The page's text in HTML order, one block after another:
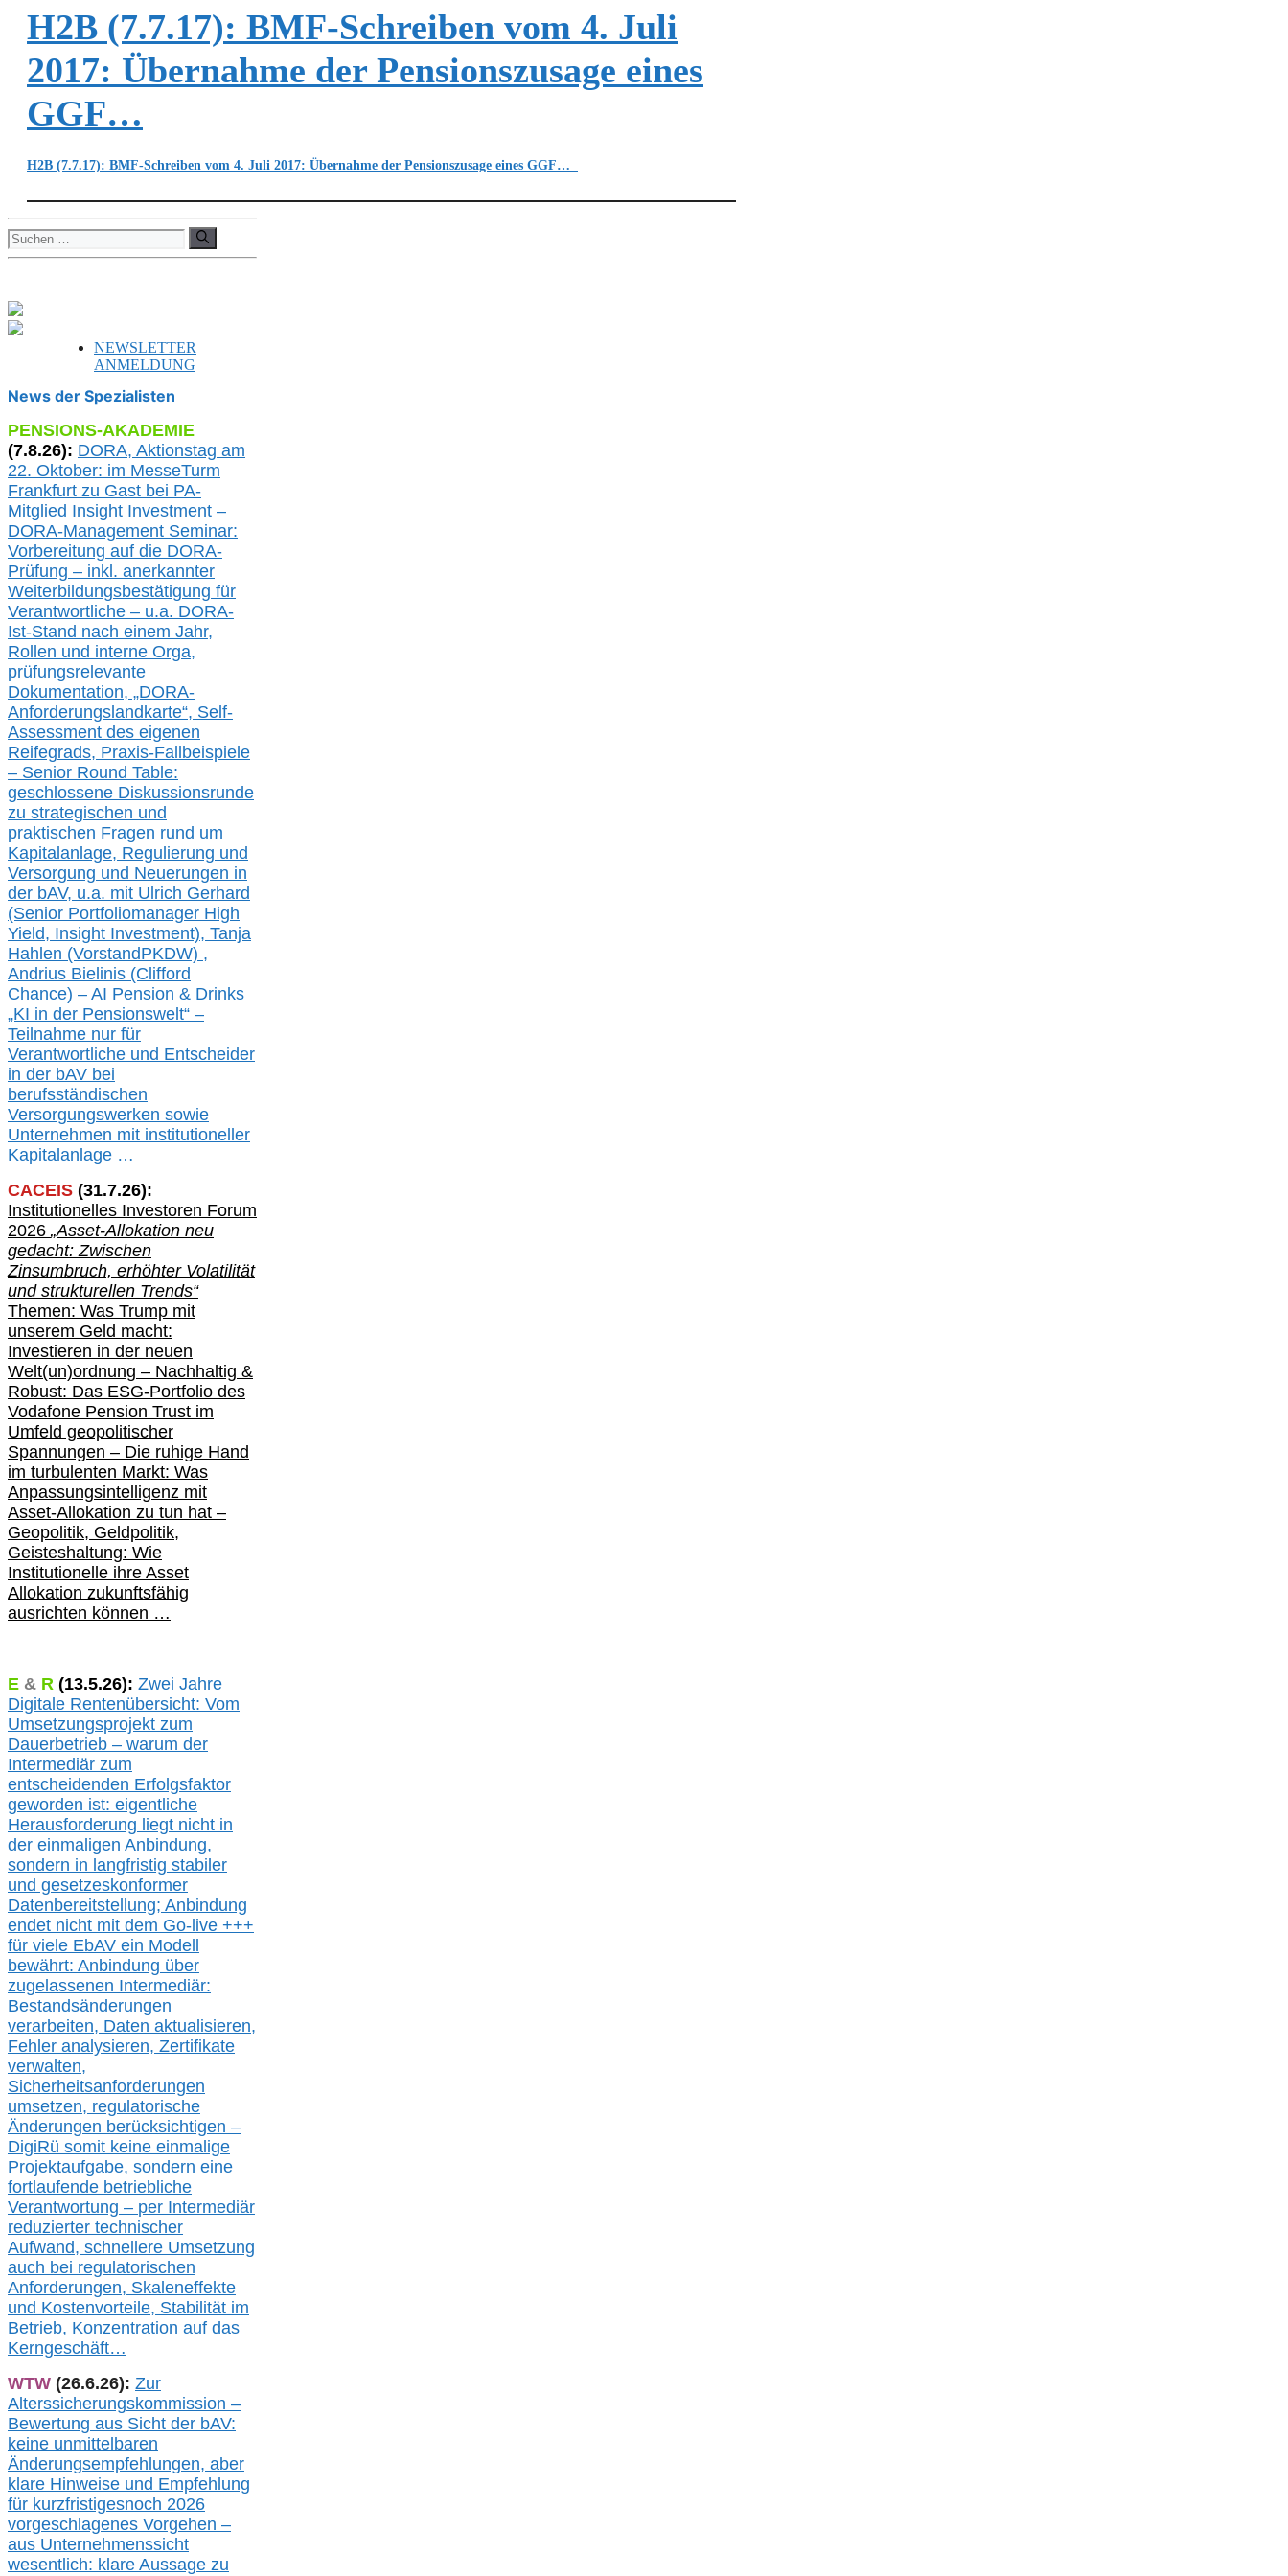
H2B (7.7.17): BMF-Schreiben vom 4. Juli
2017: Übernahme der Pensionszusage eines
GGF…
H2B (7.7.17): BMF-Schreiben vom 4. Juli 2017: Übernahme der Pensionszusage eines GGF…
Suchen
nach:
NEWSLETTER
ANMELDUNG
News der Spezialisten
PENSIONS-AKADEMIE
(7.8.26): DORA, Aktionstag am
22. Oktober: im MesseTurm
Frankfurt zu Gast bei PA-
Mitglied Insight Investment –
DORA-Management Seminar:
Vorbereitung auf die DORA-
Prüfung – inkl. anerkannter
Weiterbildungsbestätigung für
Verantwortliche – u.a. DORA-
Ist-Stand nach einem Jahr,
Rollen und interne Orga,
prüfungsrelevante
Dokumentation, „DORA-
Anforderungslandkarte“, Self-
Assessment des eigenen
Reifegrads, Praxis-Fallbeispiele
– Senior Round Table:
geschlossene Diskussionsrunde
zu strategischen und
praktischen Fragen rund um
Kapitalanlage, Regulierung und
Versorgung und Neuerungen in
der bAV, u.a. mit Ulrich Gerhard
(Senior Portfoliomanager High
Yield, Insight Investment), Tanja
Hahlen (VorstandPKDW) ,
Andrius Bielinis (Clifford
Chance) – AI Pension & Drinks
„KI in der Pensionswelt“ –
Teilnahme nur für
Verantwortliche und Entscheider
in der bAV bei
berufsständischen
Versorgungswerken sowie
Unternehmen mit institutioneller
Kapitalanlage …
CACEIS (31.7.26):
Institutionelles Investoren Forum
2026 „Asset-Allokation neu
gedacht: Zwischen
Zinsumbruch, erhöhter Volatilität
und strukturellen Trends“
Themen: Was Trump mit
unserem Geld macht:
Investieren in der neuen
Welt(un)ordnung – Nachhaltig &
Robust: Das ESG-Portfolio des
Vodafone Pension Trust im
Umfeld geopolitischer
Spannungen – Die ruhige Hand
im turbulenten Markt: Was
Anpassungsintelligenz mit
Asset-Allokation zu tun hat –
Geopolitik, Geldpolitik,
Geisteshaltung: Wie
Institutionelle ihre Asset
Allokation zukunftsfähig
ausrichten können …
E & R (13.5.26): Zwei Jahre
Digitale Rentenübersicht: Vom
Umsetzungsprojekt zum
Dauerbetrieb – warum der
Intermediär zum
entscheidenden Erfolgsfaktor
geworden ist: eigentliche
Herausforderung liegt nicht in
der einmaligen Anbindung,
sondern in langfristig stabiler
und gesetzeskonformer
Datenbereitstellung; Anbindung
endet nicht mit dem Go-live +++
für viele EbAV ein Modell
bewährt: Anbindung über
zugelassenen Intermediär:
Bestandsänderungen
verarbeiten, Daten aktualisieren,
Fehler analysieren, Zertifikate
verwalten,
Sicherheitsanforderungen
umsetzen, regulatorische
Änderungen berücksichtigen –
DigiRü somit keine einmalige
Projektaufgabe, sondern eine
fortlaufende betriebliche
Verantwortung – per Intermediär
reduzierter technischer
Aufwand, schnellere Umsetzung
auch bei regulatorischen
Anforderungen, Skaleneffekte
und Kostenvorteile, Stabilität im
Betrieb, Konzentration auf das
Kerngeschäft…
WTW (26.6.26): Zur
Alterssicherungskommission –
Bewertung aus Sicht der bAV:
keine unmittelbaren
Änderungsempfehlungen, aber
klare Hinweise und Empfehlung
für kurzfristigesnoch 2026
vorgeschlagenes Vorgehen –
aus Unternehmenssicht
wesentlich: klare Aussage zu